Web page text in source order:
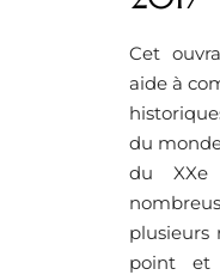
Cet
aide à
du
du XXe
plusieurs
point et